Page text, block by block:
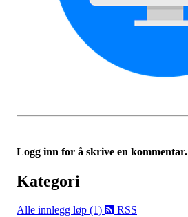
Logg inn for å skrive en kommentar.
Kategori
Alle innlegg løp (1) RSS